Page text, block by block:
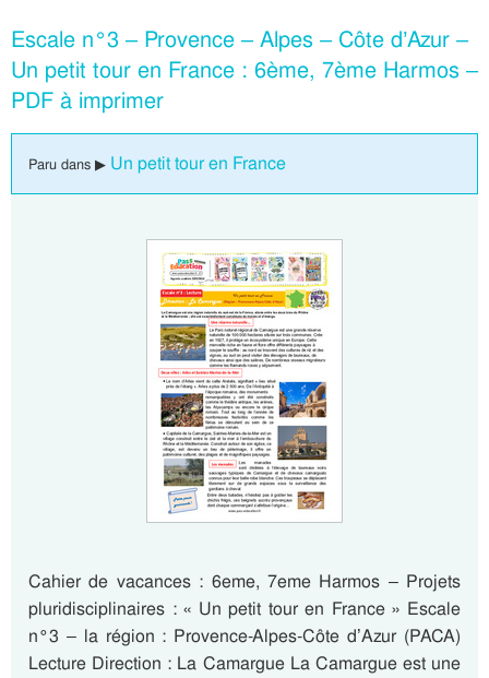
Escale n°3 – Provence – Alpes – Côte d’Azur –
Un petit tour en France : 6ème, 7ème Harmos –
PDF à imprimer
Paru dans ▶ Un petit tour en France
Cahier de vacances : 6eme, 7eme Harmos – Projets
pluridisciplinaires : « Un petit tour en France » Escale
n°3 – la région : Provence-Alpes-Côte d’Azur (PACA)
Lecture Direction : La Camargue La Camargue est une